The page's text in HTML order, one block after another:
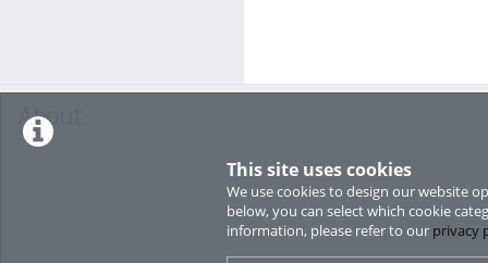
This site uses cookies
We use cookies to design our website
below, you can select which cookie
information, please refer to our privacy
About